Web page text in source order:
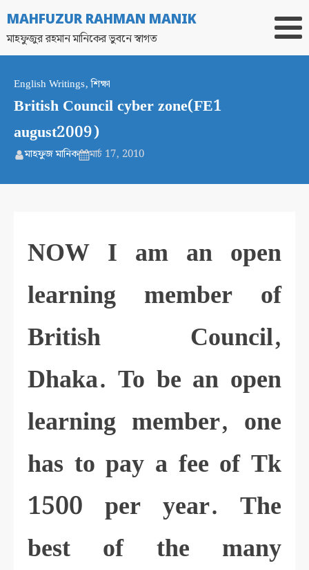
MAHFUZUR RAHMAN MANIK
মাহফুজুর রহমান মানিকের ভুবনে স্বাগত
English Writings,শিক্ষা
British Council cyber zone(FE1
august2009)
মাহফুজ মানিক মার্চ 17, 2010
NOW I am an open
learning member of
British Council,
Dhaka. To be an open
learning member, one
has to pay a fee of Tk
1500 per year. The
best of the many